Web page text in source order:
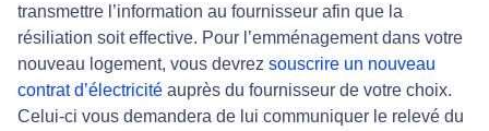
transmettre l’information au fournisseur afin que la
résiliation soit effective. Pour l’emménagement dans votre
nouveau logement, vous devrez souscrire un nouveau
contrat d’électricité auprès du fournisseur de votre choix.
Celui-ci vous demandera de lui communiquer le relevé du